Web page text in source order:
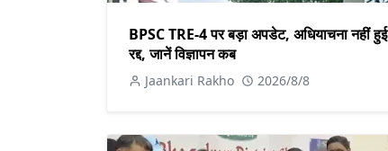
BPSC TRE-4 पर बड़ा अपडेट, अधियाचना नहीं हुई
रद्द, जानें विज्ञापन कब
Jaankari Rakho 2026/8/8